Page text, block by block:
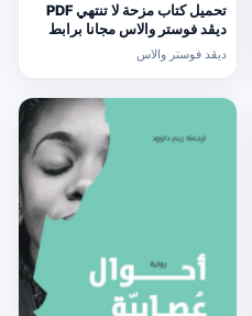
تحميل كتاب مزحة لا تنتهي PDF
ديڤد فوستر والاس مجانا برابط
مباشر
ديڤد فوستر والاس